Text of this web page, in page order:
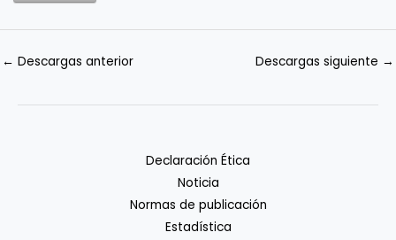
← Descargas anterior Descargas siguiente →
Declaración Ética
Noticia
Normas de publicación
Estadística